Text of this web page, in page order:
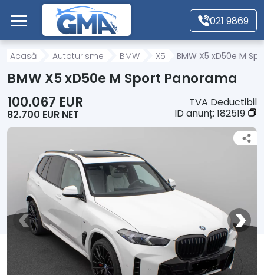
Mergi direct la conținutul principal
021 9869
Acasă
Motociclete
Autoutilitare
Alte tipuri vehicule
Despre Noi
Acasă Autoturisme BMW X5 BMW X5 xD50e M
BMW X5 xD50e M Sport Panorama
100.067 EUR
82.700 EUR NET
TVA Deductibil
ID anunț: 182519